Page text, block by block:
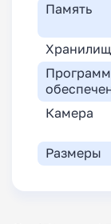
Память
Камера
Размеры